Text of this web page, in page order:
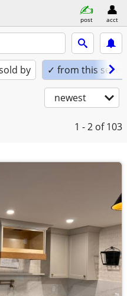
post acct
by ✓ from this seller
newest
1 - 2 of 103